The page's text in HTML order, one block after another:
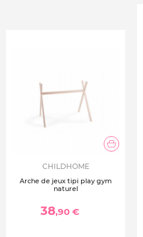
CHILDHOME
Arche de jeux tipi play gym
naturel
38,90 €